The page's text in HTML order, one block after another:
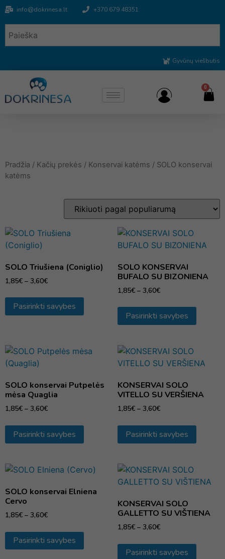
info@dokrinesa.lt +370 679 48351
Gyvūnų viešbutis
0
Pradžia / Kačių prekės / Konservai katėms / SOLO konservai
katėms
SOLO Triušiena (Coniglio)
1,85€ – 3,60€
Pasirinkti savybes
SOLO KONSERVAI
BUFALO SU BIZONIENA
1,85€ – 3,60€
Pasirinkti savybes
SOLO konservai Putpelės
mėsa Quaglia
1,85€ – 3,60€
Pasirinkti savybes
KONSERVAI SOLO
VITELLO SU VERŠIENA
1,85€ – 3,60€
Pasirinkti savybes
SOLO konservai Elniena
Cervo
1,85€ – 3,60€
Pasirinkti savybes
KONSERVAI SOLO
GALLETTO SU VIŠTIENA
1,85€ – 3,60€
Pasirinkti savybes